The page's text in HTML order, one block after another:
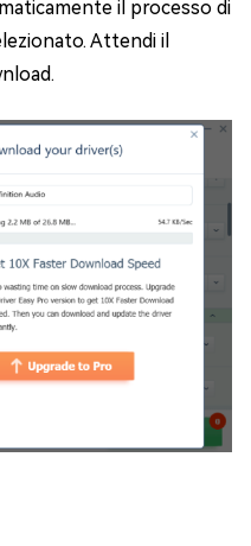
il processo di
Attendi il